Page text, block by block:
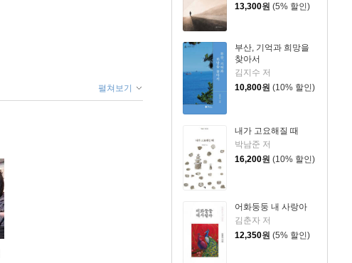
13,300원 (5% 할인)
부산, 기억과 희망을
찾아서
김지수 저
10,800원 (10% 할인)
내가 고요해질 때
박남준 저
16,200원 (10% 할인)
어화둥둥 내 사랑아
김춘자 저
12,350원 (5% 할인)
펼쳐보기